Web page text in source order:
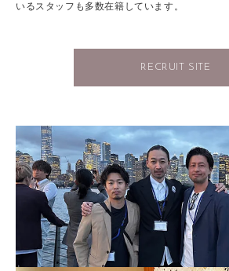
いるスタッフも多数在籍しています。
RECRUIT SITE